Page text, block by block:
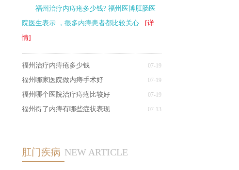
福州治疗内痔疮多少钱? 福州医博肛肠医
院医生表示 ，很多内痔患者都比较关心... [详
情]
07-19
福州治疗内痔疮多少钱
07-19
福州哪家医院做内痔手术好
07-19
福州哪个医院治疗痔疮比较好
07-13
福州得了内痔有哪些症状表现
肛门疾病 NEW ARTICLE